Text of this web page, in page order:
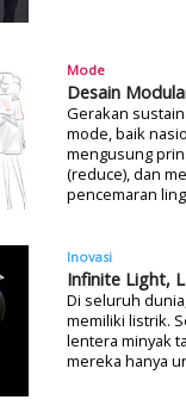
Mode
Desain
Gerakan
mode, baik
mengusung
(reduce), dan
pencemaran
Inovasi
Infinite Light,
Di seluruh
memiliki listrik.
lentera minyak
mereka hanya